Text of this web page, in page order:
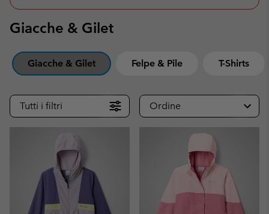
TO
SEARCH
Giacche & Gilet
Giacche & Gilet Felpe & Pile T-Shirts
Tutti i filtri Ordine